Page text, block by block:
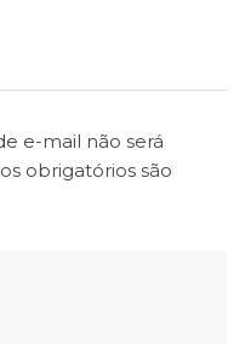
e-mail não será
obrigatórios são